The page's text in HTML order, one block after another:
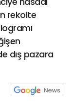
rekolte
dış pazara